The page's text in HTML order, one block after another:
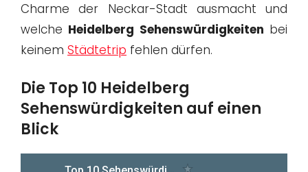
Charme der Neckar-Stadt ausmacht und
welche Heidelberg Sehenswürdigkeiten bei
keinem Städtetrip fehlen dürfen.
Die Top 10 Heidelberg
Sehenswürdigkeiten auf einen
Blick